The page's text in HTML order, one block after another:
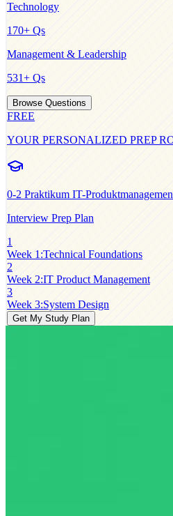
Technology
170+ Qs
Management & Leadership
531+ Qs
Browse Questions
FREE
YOUR PERSONALIZED PREP
0-2 Praktikum IT-
Interview Prep Plan
1
Week 1:Technical Foundations
2
Week 2:IT Product Management
3
Week 3:System Design
Get My Study Plan